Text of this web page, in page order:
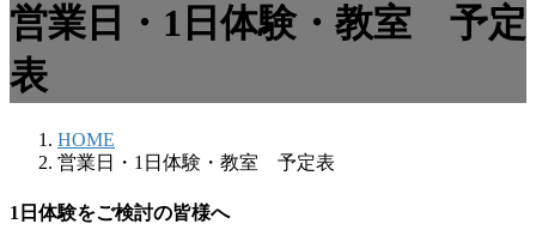
営業日・1日体験・教室 予定
表
HOME
営業日・1日体験・教室 予定表
1日体験をご検討の皆様へ